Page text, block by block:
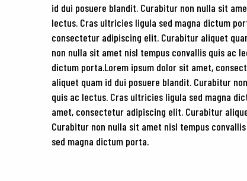
id dui posuere blandit. Curabitur non nulla sit
lectus. Cras ultricies ligula sed magna dictum
consectetur adipiscing elit. Curabitur aliquet
non nulla sit amet nisl tempus convallis quis ac
dictum porta.Lorem ipsum dolor sit amet,
aliquet quam id dui posuere blandit. Curabitur
quis ac lectus. Cras ultricies ligula sed magna
amet, consectetur adipiscing elit. Curabitur
Curabitur non nulla sit amet nisl tempus
sed magna dictum porta.